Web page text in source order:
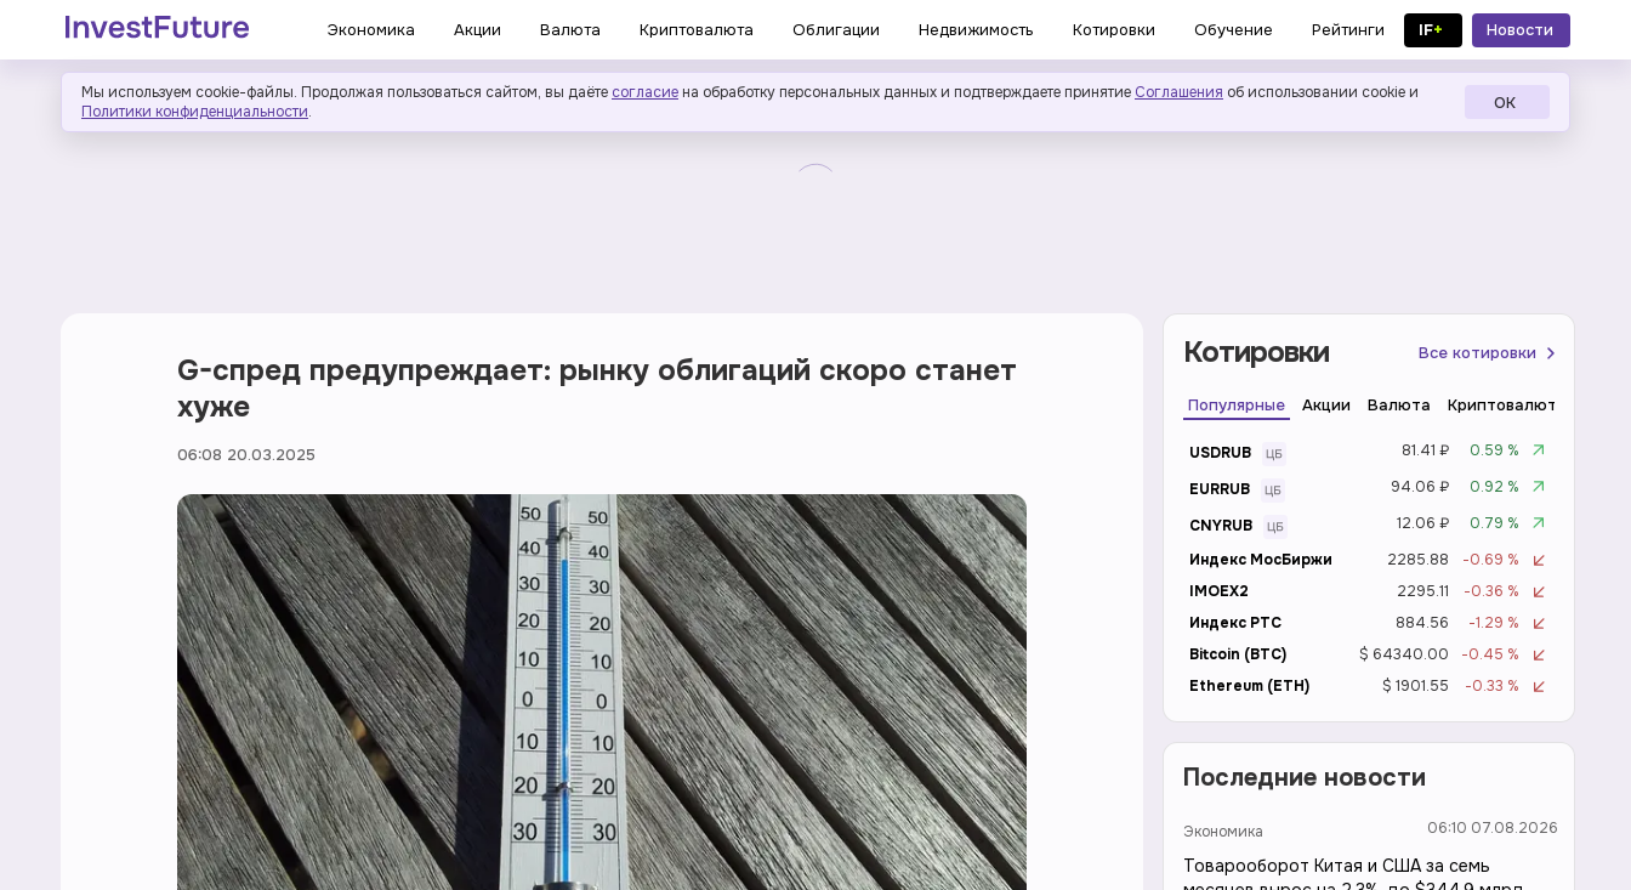
Экономика Акции Валюта Криптовалюта Облигации Недвижимость Котировки Обучение Рейтинги IF+
Новости
в MAX
Мы используем cookie-файлы. Продолжая пользоваться сайтом, вы даёте согласие на обработку персональных данных и подтверждаете принятие Соглашения об использовании cookie и
Политики конфиденциальности. ОК
G-спред предупреждает: рынку облигаций скоро станет
хуже
06:08 20.03.2025
Котировки Все котировки
Популярные Акции Валюта Криптовалюта
USDRUB 81.41 ₽
0.59 %
EURRUB
94.06 ₽
0.92 %
CNYRUB
12.06 ₽
0.79 %
Индекс МосБиржи
2285.88
-0.69 %
IMOEX2
2295.11
-0.36 %
Индекс РТС
884.56
-1.29 %
Bitcoin (BTC)
$ 64340.00
-0.45 %
Ethereum (ETH)
$ 1901.55 -0.33 %
Последние новости
Экономика 06:10 07.08.2026
Товарооборот Китая и США за семь